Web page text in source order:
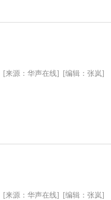
[来源：华声在线] [编辑：张岚]
[来源：华声在线] [编辑：张岚]